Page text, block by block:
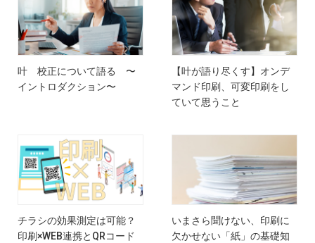
叶 校正について語る 〜
イントロダクション〜
【叶が語り尽くす】オンデ
マンド印刷、可変印刷をし
ていて思うこと
チラシの効果測定は可能？
印刷×WEB連携とQRコード
いまさら聞けない、印刷に
欠かせない「紙」の基礎知